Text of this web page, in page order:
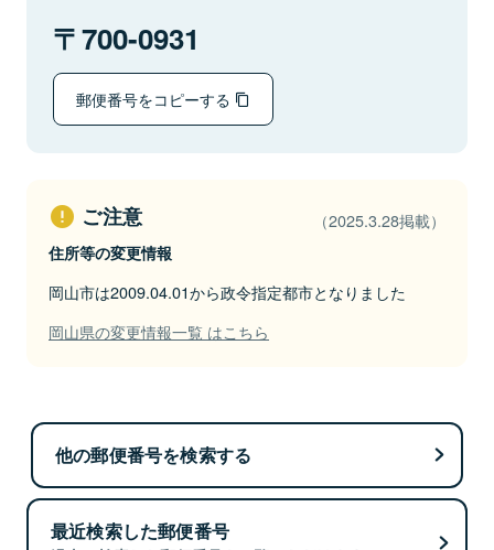
700-0931
郵便番号をコピーする
ご注意 （2025.3.28掲載）
住所等の変更情報
岡山市は2009.04.01から政令指定都市となりました
岡山県の変更情報一覧 はこちら
他の郵便番号を検索する
最近検索した郵便番号